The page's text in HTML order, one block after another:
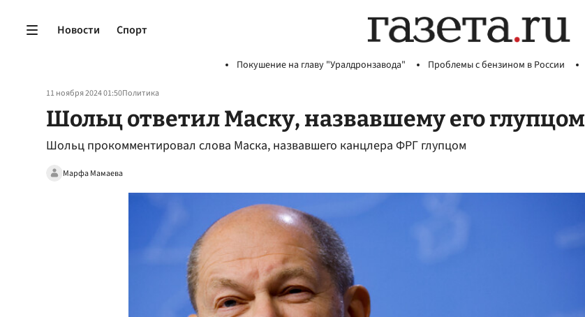
Новости Спорт
Покушение на главу "Уралдронзавода" Проблемы с бензином в России
11 ноября 2024 01:50Политика
Шольц ответил Маску, назвавшему его глупцом
Шольц прокомментировал слова Маска, назвавшего канцлера ФРГ глупцом
Марфа Мамаева